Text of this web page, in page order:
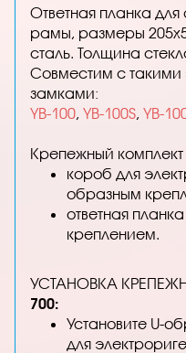
Ответная планка
рамы, размеры
сталь. Толщина
Совместим с такими
замками:
YB-100 YB-100S YB-
Крепежный комплект
короб для
образным
ответная
креплением.
УСТАНОВКА
700:
Установите U-
для